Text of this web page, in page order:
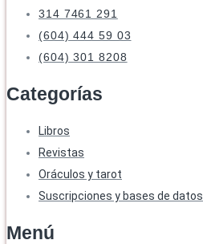
314 7461 291
(604) 444 59 03
(604) 301 8208
Categorías
Libros
Revistas
Oráculos y tarot
Suscripciones y bases de datos
Menú